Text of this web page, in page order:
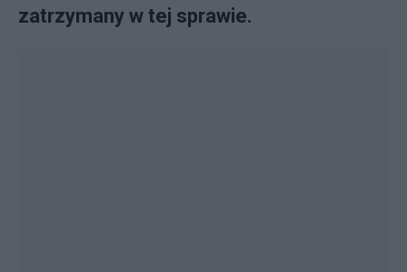
zatrzymany w tej sprawie.